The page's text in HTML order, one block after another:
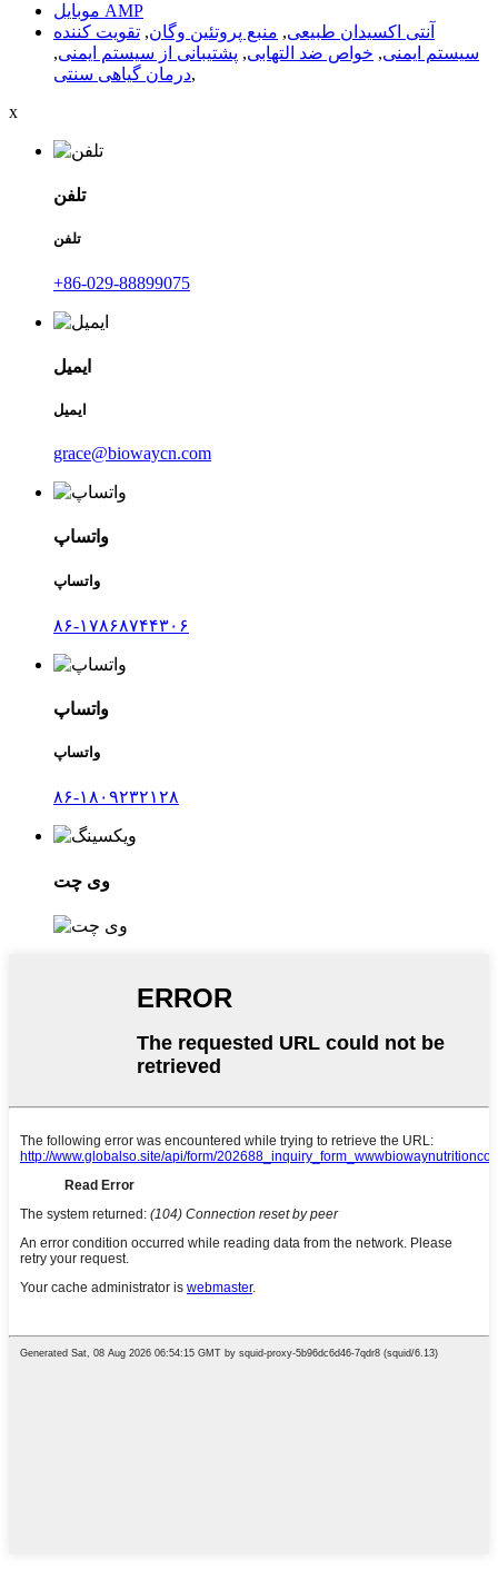
موبایل AMP
آنتی اکسیدان طبیعی, منبع پروتئین وگان, تقویت کننده
سیستم ایمنی, خواص ضد التهابی, پشتیبانی از سیستم ایمنی,
درمان گیاهی سنتی,
x
تلفن
تلفن
‎+86-029-88899075‎
ایمیل
ایمیل
grace@biowaycn.com
واتساپ
واتساپ
۸۶-۱۷۸۶۸۷۴۴۳۰۶
واتساپ
واتساپ
۸۶-۱۸۰۹۲۳۲۱۲۸
وی چت